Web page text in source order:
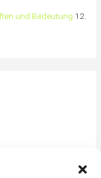
und Bedeutung 12.